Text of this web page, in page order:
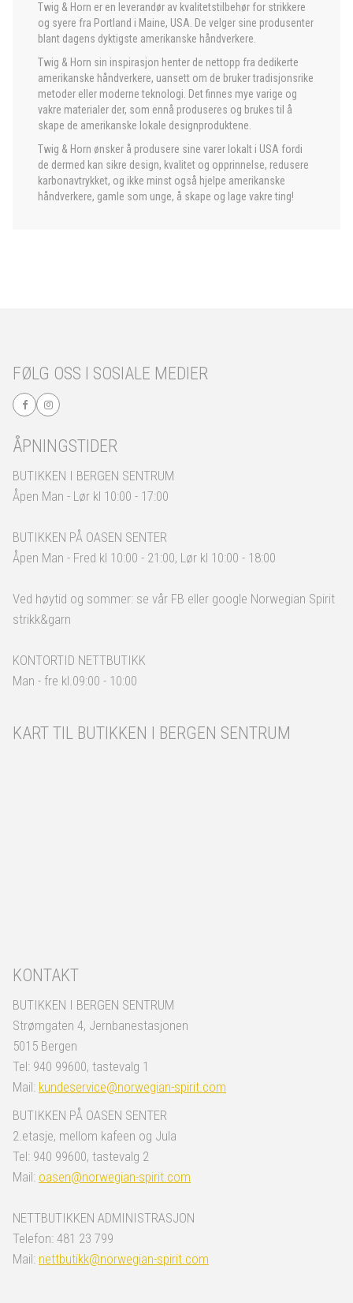
Twig & Horn er en leverandør av kvalitetstilbehør for strikkere
og syere fra Portland i Maine, USA. De velger sine produsenter
blant dagens dyktigste amerikanske håndverkere.
Twig & Horn sin inspirasjon henter de nettopp fra dedikerte
amerikanske håndverkere, uansett om de bruker tradisjonsrike
metoder eller moderne teknologi. Det finnes mye varige og
vakre materialer der, som ennå produseres og brukes til å
skape de amerikanske lokale designproduktene.
Twig & Horn ønsker å produsere sine varer lokalt i USA fordi
de dermed kan sikre design, kvalitet og opprinnelse, redusere
karbonavtrykket, og ikke minst også hjelpe amerikanske
håndverkere, gamle som unge, å skape og lage vakre ting!
FØLG OSS I SOSIALE MEDIER
ÅPNINGSTIDER
BUTIKKEN I BERGEN SENTRUM
Åpen Man - Lør kl 10:00 - 17:00
BUTIKKEN PÅ OASEN SENTER
Åpen Man - Fred kl 10:00 - 21:00, Lør kl 10:00 - 18:00
Ved høytid og sommer: se vår FB eller google Norwegian Spirit
strikk&garn
KONTORTID NETTBUTIKK
Man - fre kl.09:00 - 10:00
KART TIL BUTIKKEN I BERGEN SENTRUM
KONTAKT
BUTIKKEN I BERGEN SENTRUM
Strømgaten 4, Jernbanestasjonen
5015 Bergen
Tel: 940 99600, tastevalg 1
Mail: kundeservice@norwegian-spirit.com
BUTIKKEN PÅ OASEN SENTER
2.etasje, mellom kafeen og Jula
Tel: 940 99600, tastevalg 2
Mail: oasen@norwegian-spirit.com
NETTBUTIKKEN ADMINISTRASJON
Telefon: 481 23 799
Mail: nettbutikk@norwegian-spirit.com